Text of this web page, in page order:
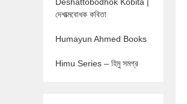
দেশাত্মবোধক কবিতা
Humayun Ahmed Books
Himu Series – হিমু সমগ্র